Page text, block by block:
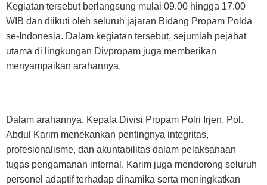
Kegiatan tersebut berlangsung mulai 09.00 hingga 17.00
WIB dan diikuti oleh seluruh jajaran Bidang Propam Polda
se-Indonesia. Dalam kegiatan tersebut, sejumlah pejabat
utama di lingkungan Divpropam juga memberikan
menyampaikan arahannya.
Dalam arahannya, Kepala Divisi Propam Polri Irjen. Pol.
Abdul Karim menekankan pentingnya integritas,
profesionalisme, dan akuntabilitas dalam pelaksanaan
tugas pengamanan internal. Karim juga mendorong seluruh
personel adaptif terhadap dinamika serta meningkatkan